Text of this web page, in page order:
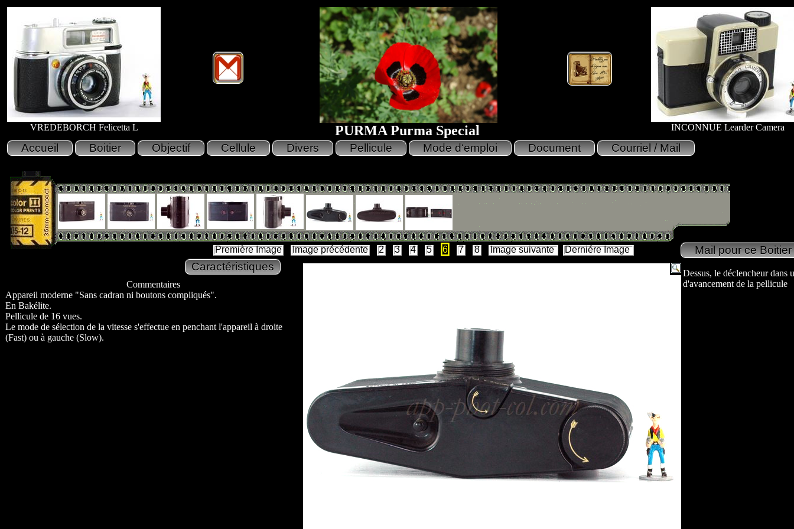
VREDEBORCH Felicetta L INCONNUE Learder Camera
PURMA Purma Special
Première Image Image précédente 2 3 4 5 6 7 8 Image suivante Derniére Image
Commentaires
Appareil moderne "Sans cadran ni boutons compliqués".
En Bakélite.
Pellicule de 16 vues.
Le mode de sélection de la vitesse s'effectue en penchant l'appareil à droite
(Fast) ou à gauche (Slow).
Dessus, le déclencheur dans
d'avancement de la pellicule